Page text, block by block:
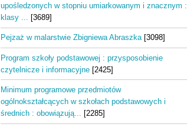
upośledzonych w stopniu umiarkowanym i znacznym :
klasy ...
[3689]
Pejzaż w malarstwie Zbigniewa Abraszka[3098]
Program szkoły podstawowej : przysposobienie
czytelnicze i informacyjne [2425]
Minimum programowe przedmiotów
ogólnokształcących w szkołach podstawowych i
średnich : obowiązują...
[2285]